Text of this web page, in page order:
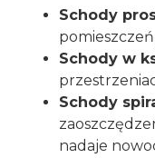
Schody
Schody w
Schody
nadaje